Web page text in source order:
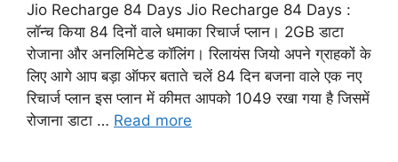
Jio Recharge 84 Days Jio Recharge 84 Days :
लॉन्च किया 84 दिनों वाले धमाका रिचार्ज प्लान। 2GB डाटा
रोजाना और अनलिमिटेड कॉलिंग। रिलायंस जियो अपने ग्राहकों के
लिए आगे आप बड़ा ऑफर बताते चलें 84 दिन बजना वाले एक नए
रिचार्ज प्लान इस प्लान में कीमत आपको 1049 रखा गया है जिसमें
रोजाना डाटा … Read more